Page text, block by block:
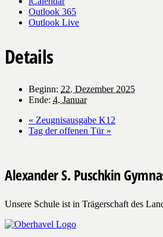
Outlook 365
Outlook Live
Details
Beginn: 22. Dezember 2025
Ende: 4. Januar
« Zeugnisausgabe K12
Tag der offenen Tür »
Alexander S. Puschkin
Unsere Schule ist in Trägerschaft des